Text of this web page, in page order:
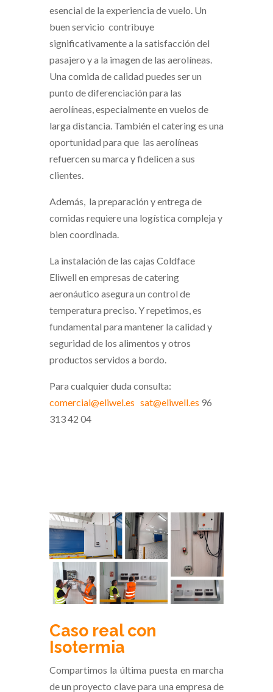
esencial de la experiencia de vuelo. Un
buen servicio contribuye
significativamente a la satisfacción del
pasajero y a la imagen de las aerolíneas.
Una comida de calidad puedes ser un
punto de diferenciación para las
aerolíneas, especialmente en vuelos de
larga distancia. También el catering es una
oportunidad para que las aerolíneas
refuercen su marca y fidelicen a sus
clientes.
Además, la preparación y entrega de
comidas requiere una logística compleja y
bien coordinada.
La instalación de las cajas Coldface
Eliwell en empresas de catering
aeronáutico asegura un control de
temperatura preciso. Y repetimos, es
fundamental para mantener la calidad y
seguridad de los alimentos y otros
productos servidos a bordo.
Para cualquier duda consulta:
comercial@eliwel.es sat@eliwell.es 96
313 42 04
Caso real con
Isotermia
Compartimos la última puesta en marcha
de un proyecto clave para una empresa de